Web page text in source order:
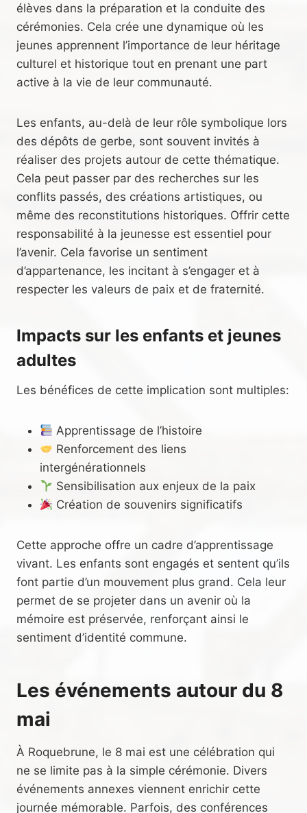
élèves dans la préparation et la conduite des
cérémonies. Cela crée une dynamique où les
jeunes apprennent l’importance de leur héritage
culturel et historique tout en prenant une part
active à la vie de leur communauté.
Les enfants, au-delà de leur rôle symbolique lors
des dépôts de gerbe, sont souvent invités à
réaliser des projets autour de cette thématique.
Cela peut passer par des recherches sur les
conflits passés, des créations artistiques, ou
même des reconstitutions historiques. Offrir cette
responsabilité à la jeunesse est essentiel pour
l’avenir. Cela favorise un sentiment
d’appartenance, les incitant à s’engager et à
respecter les valeurs de paix et de fraternité.
Impacts sur les enfants et jeunes
adultes
Les bénéfices de cette implication sont multiples:
Apprentissage de l’histoire
Renforcement des liens
intergénérationnels
Sensibilisation aux enjeux de la paix
Création de souvenirs significatifs
Cette approche offre un cadre d’apprentissage
vivant. Les enfants sont engagés et sentent qu’ils
font partie d’un mouvement plus grand. Cela leur
permet de se projeter dans un avenir où la
mémoire est préservée, renforçant ainsi le
sentiment d’identité commune.
Les événements autour du 8
mai
À Roquebrune, le 8 mai est une célébration qui
ne se limite pas à la simple cérémonie. Divers
événements annexes viennent enrichir cette
journée mémorable. Parfois, des conférences